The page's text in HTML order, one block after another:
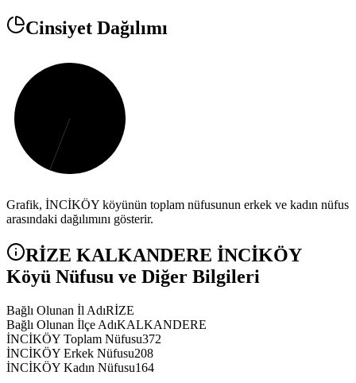
Cinsiyet Dağılımı
Grafik, İNCİKÖY köyünün toplam nüfusunun erkek ve kadın nüfus
arasındaki dağılımını gösterir.
RİZE KALKANDERE İNCİKÖY
Köyü Nüfusu ve Diğer Bilgileri
Bağlı Olunan İl AdıRİZE
Bağlı Olunan İlçe AdıKALKANDERE
İNCİKÖY Toplam Nüfusu372
İNCİKÖY Erkek Nüfusu208
İNCİKÖY Kadın Nüfusu164